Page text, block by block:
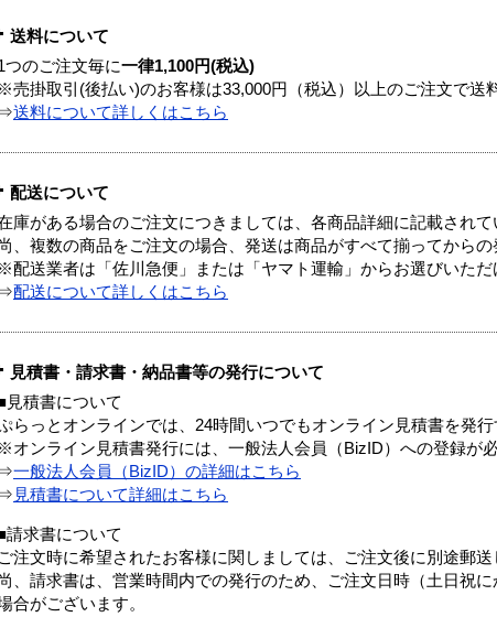
送料について
つのご注文毎に一律1,100円(税込)
※売掛取引(後払い)のお客様は33,000円（税込）以上のご注文で送
⇒送料について詳しくはこちら
配送について
庫がある場合のご注文につきましては、各商品詳細に記載され
、複数の商品をご注文の場合、発送は商品がすべて揃ってからの
※配送業者は「佐川急便」または「ヤマト運輸」からお選びいただ
⇒配送について詳しくはこちら
見積書・請求書・納品書等の発行について
見積書について
らっとオンラインでは、24時間いつでもオンライン見積書を発行
※オンライン見積書発行には、一般法人会員（BizID）への登録が必
⇒一般法人会員（BizID）の詳細はこちら
⇒ 見積書について詳細はこちら
請求書について
ご注文時に希望されたお客様に関しましては、ご注文後に別途郵送
、請求書は、営業時間内での発行のため、ご注文日時（土日祝
合がございます。